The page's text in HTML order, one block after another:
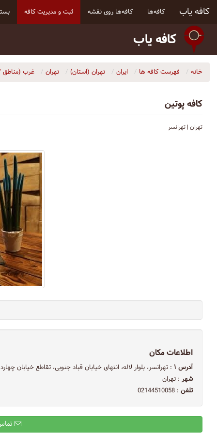
کافه یاب کافه‌ها کافه‌ها روی نقشه ثبت و مدیریت کافه
کافه یاب
خانه فهرست کافه ها ایران تهران (استان) تهران غرب (مناطق ۲، ۵، ۹، ۲۱ و ۲۲)
کافه پوتین
تهران | تهرانسر
اطلاعات مکان
آدرس ۱
: تهرانسر، بلوار لاله، انتهای خیابان قباد جنوبی، تقاطع خیابان
شهر : تهران
تلفن : 02144510058